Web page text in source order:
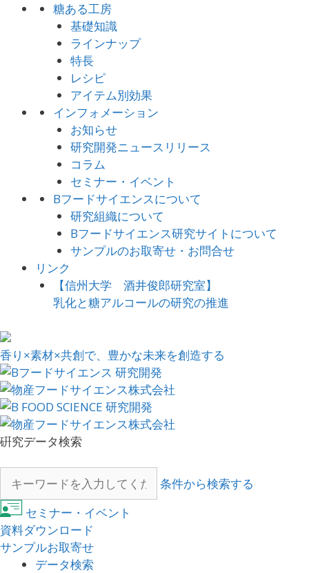
糖ある工房
基礎知識
ラインナップ
特長
レシピ
アイテム別効果
インフォメーション
お知らせ
研究開発ニュースリリース
コラム
セミナー・イベント
Bフードサイエンスについて
研究組織について
Bフードサイエンス研究サイトについて
サンプルのお取寄せ・お問合せ
リンク
【信州大学 酒井俊郎研究室】
乳化と糖アルコールの研究の推進
香り×素材×共創で、豊かな未来を創造する
硏究データ検索
条件から検索する
セミナー・イベント
資料ダウンロード
サンプルお取寄せ
データ検索